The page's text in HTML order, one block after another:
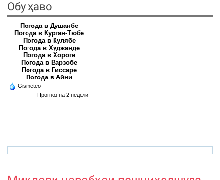
Обу ҳаво
Погода в Душанбе
Погода в Курган-Тюбе
Погода в Кулябе
Погода в Худжанде
Погода в Хороге
Погода в Варзобе
Погода в Гиссаре
Погода в Айни
Gismeteo
Прогноз на 2 недели